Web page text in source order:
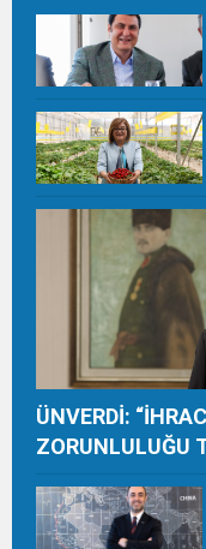
ÜNVERDİ:
ZORUNLULUĞU